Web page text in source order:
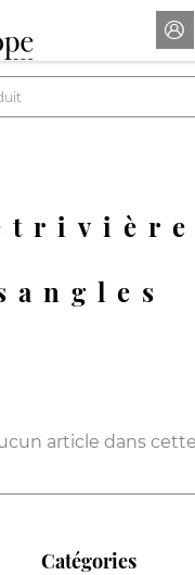

article dans
Catégories